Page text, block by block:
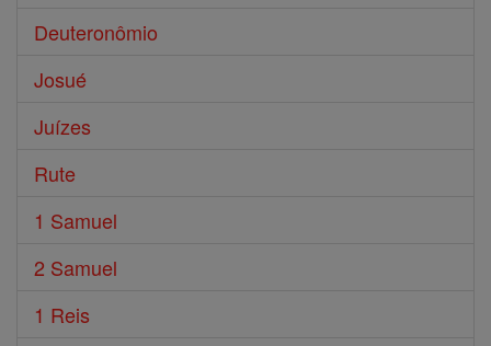
Deuteronômio
Josué
Juízes
Rute
1 Samuel
2 Samuel
1 Reis